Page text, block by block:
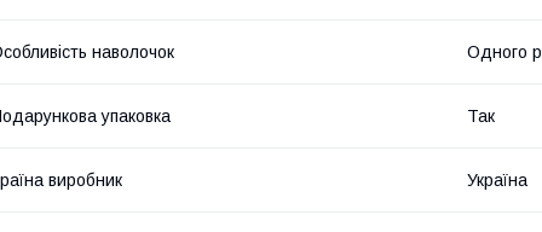
наволочок Одного
упаковка Так
виробник Україна